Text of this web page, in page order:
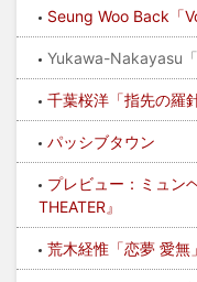
Seung Woo Back「
Yukawa-Nakayasu「
千葉桜洋「指先の羅
パッシブタウン
プレビュー：ミュン
THEATER』
荒木経惟「恋夢 愛無」